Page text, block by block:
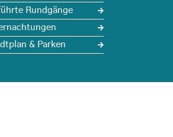
Rundgänge
& Parken